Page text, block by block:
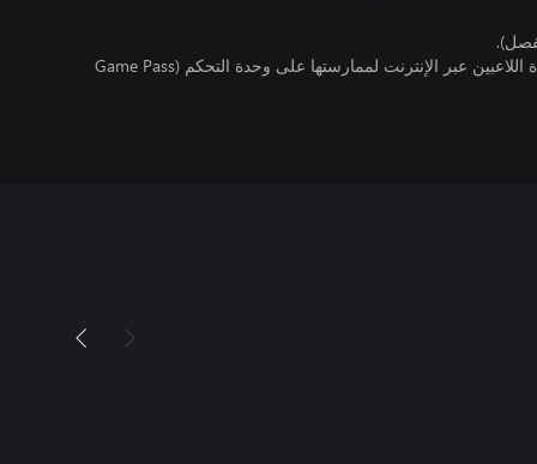
تتطلب اللعبة توفر اشتراك ألعاب متعددة اللاعبين عبر الإنترنت لممارستها على وحدة التحكم (Game Pass